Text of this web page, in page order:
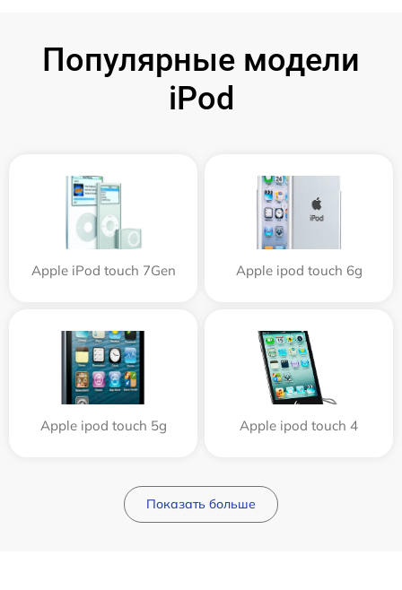
Популярные модели
iPod
Apple iPod touch 7Gen Apple ipod touch 6g
Apple ipod touch 5g Apple ipod touch 4
Показать больше